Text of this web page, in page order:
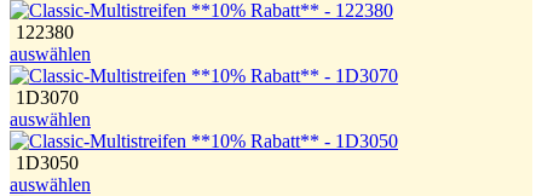
122380
auswählen
1D3070
auswählen
1D3050
auswählen